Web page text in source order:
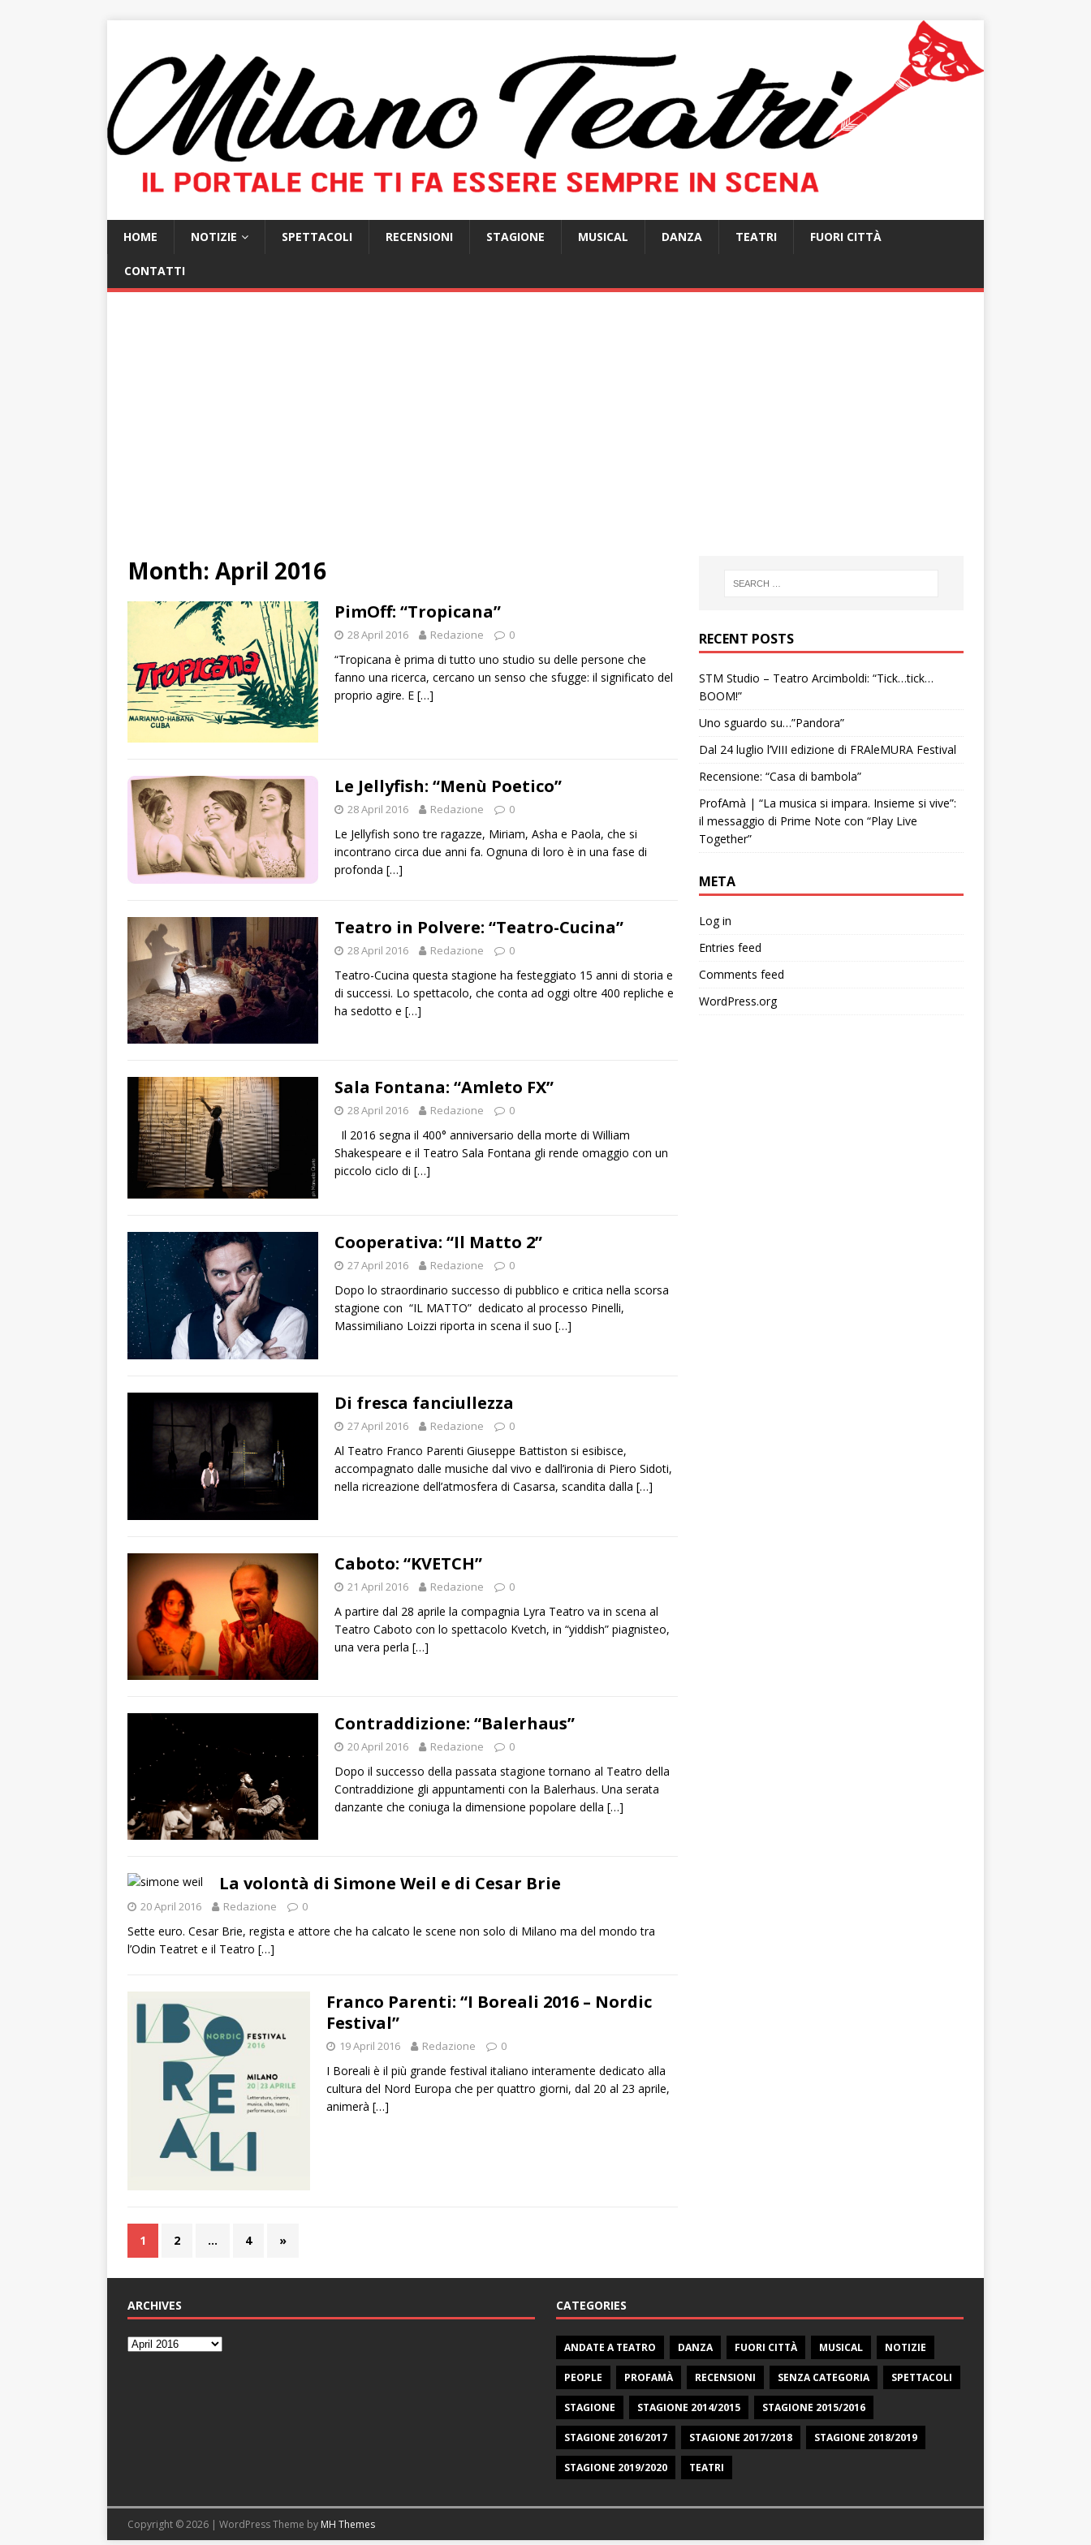
HOME NOTIZIE SPETTACOLI RECENSIONI STAGIONE MUSICAL DANZA TEATRI FUORI CITTÀ
CONTATTI
Month: April 2016
PimOff: “Tropicana”
28 April 2016 Redazione 0
“Tropicana è prima di tutto uno studio su delle persone che
fanno una ricerca, cercano un senso che sfugge: il significato del
proprio agire. E […]
Le Jellyfish: “Menù Poetico”
28 April 2016 Redazione 0
Le Jellyfish sono tre ragazze, Miriam, Asha e Paola, che si
incontrano circa due anni fa. Ognuna di loro è in una fase di
profonda […]
Teatro in Polvere: “Teatro-Cucina”
28 April 2016 Redazione 0
Teatro-Cucina questa stagione ha festeggiato 15 anni di storia e
di successi. Lo spettacolo, che conta ad oggi oltre 400 repliche e
ha sedotto e […]
Sala Fontana: “Amleto FX”
28 April 2016 Redazione 0
Il 2016 segna il 400° anniversario della morte di William
Shakespeare e il Teatro Sala Fontana gli rende omaggio con un
piccolo ciclo di […]
Cooperativa: “Il Matto 2”
27 April 2016 Redazione 0
Dopo lo straordinario successo di pubblico e critica nella scorsa
stagione con “IL MATTO” dedicato al processo Pinelli,
Massimiliano Loizzi riporta in scena il suo […]
Di fresca fanciullezza
27 April 2016 Redazione 0
Al Teatro Franco Parenti Giuseppe Battiston si esibisce,
accompagnato dalle musiche dal vivo e dall’ironia di Piero Sidoti,
nella ricreazione dell’atmosfera di Casarsa, scandita dalla […]
Caboto: “KVETCH”
21 April 2016 Redazione 0
A partire dal 28 aprile la compagnia Lyra Teatro va in scena al
Teatro Caboto con lo spettacolo Kvetch, in “yiddish” piagnisteo,
una vera perla […]
Contraddizione: “Balerhaus”
20 April 2016 Redazione 0
Dopo il successo della passata stagione tornano al Teatro della
Contraddizione gli appuntamenti con la Balerhaus. Una serata
danzante che coniuga la dimensione popolare della […]
La volontà di Simone Weil e di Cesar Brie
20 April 2016 Redazione 0
Sette euro. Cesar Brie, regista e attore che ha calcato le scene non solo di Milano ma del mondo tra
l’Odin Teatret e il Teatro […]
Franco Parenti: “I Boreali 2016 – Nordic
Festival”
19 April 2016 Redazione 0
I Boreali è il più grande festival italiano interamente dedicato alla
cultura del Nord Europa che per quattro giorni, dal 20 al 23 aprile,
animerà […]
1 2 … 4 »
RECENT POSTS
STM Studio – Teatro Arcimboldi: “Tick…tick…
BOOM!”
Uno sguardo su…”Pandora”
Dal 24 luglio l’VIII edizione di FRAleMURA Festival
Recensione: “Casa di bambola”
ProfAmà | “La musica si impara. Insieme si vive”:
il messaggio di Prime Note con “Play Live
Together”
META
Log in
Entries feed
Comments feed
WordPress.org
ARCHIVES CATEGORIES
ANDATE A TEATRO DANZA FUORI CITTÀ MUSICAL NOTIZIE
PEOPLE PROFAMÀ RECENSIONI SENZA CATEGORIA SPETTACOLI
STAGIONE STAGIONE 2014/2015 STAGIONE 2015/2016
STAGIONE 2016/2017 STAGIONE 2017/2018 STAGIONE 2018/2019
STAGIONE 2019/2020 TEATRI
Copyright © 2026 | WordPress Theme by MH Themes